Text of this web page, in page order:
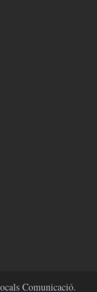
Comunicació.